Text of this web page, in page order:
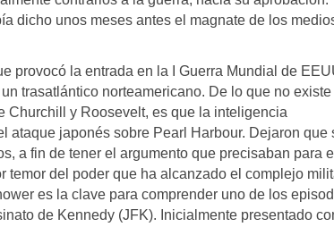
dicho unos meses antes el magnate de los
provocó la entrada en la I Guerra Mundial de
trasatlántico norteamericano. De lo que no existe
Churchill y Roosevelt, es que la inteligencia
ataque japonés sobre Pearl Harbour. Dejaron que
a fin de tener el argumento que precisaban para
temor del poder que ha alcanzado el complejo
es la clave para comprender uno de los
de Kennedy (JFK). Inicialmente presentado